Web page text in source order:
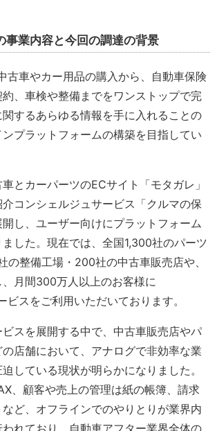
業内容と今回の調達の背景
古車やカー用品の購入から、自動車保険
、車検や整備までをワンストップで完
するあらゆる情報を手に入れることの
プラットフォームの構築を目指してい
とカーパーツのECサイト「モタガレ」
コンシェルジュサービス「クルマの保
し、ユーザー向けにプラットフォーム
した。現在では、全国1,300社のパーツ
の整備工場・200社の中古車販売店や、
月間300万人以上のお客様に
スをご利用いただいております。
スを展開する中で、中古車販売店やパ
店舗において、アナログで非効率な業
している現状が明らかになりました。
、顧客や売上の管理は紙の帳簿、請求
ど、オフラインでのやりとりが業界内